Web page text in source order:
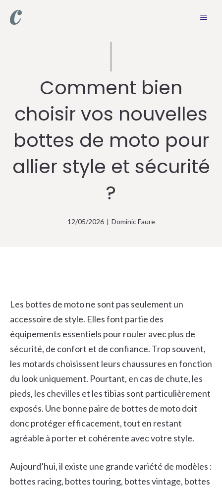
Comment bien
choisir vos nouvelles
bottes de moto pour
allier style et sécurité
?
12/05/2026 | Dominic Faure
Les bottes de moto ne sont pas seulement un
accessoire de style. Elles font partie des
équipements essentiels pour rouler avec plus de
sécurité, de confort et de confiance. Trop souvent,
les motards choisissent leurs chaussures en fonction
du look uniquement. Pourtant, en cas de chute, les
pieds, les chevilles et les tibias sont particulièrement
exposés. Une bonne paire de bottes de moto doit
donc protéger efficacement, tout en restant
agréable à porter et cohérente avec votre style.
Aujourd’hui, il existe une grande variété de modèles :
bottes racing, bottes touring, bottes vintage, bottes